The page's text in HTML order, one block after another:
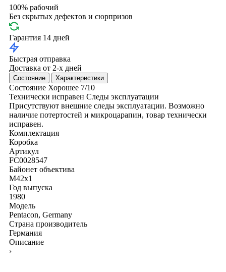
100% рабочий
Без скрытых дефектов и сюрпризов
Гарантия 14 дней
Быстрая отправка
Доставка от 2-х дней
Состояние Характеристики
Состояние Хорошее 7/10
Технически исправен Следы эксплуатации
Присутствуют внешние следы эксплуатации. Возможно
наличие потертостей и микроцарапин, товар технически
исправен.
Комплектация
Коробка
Артикул
FC0028547
Байонет объектива
M42x1
Год выпуска
1980
Модель
Pentacon, Germany
Страна производитель
Германия
Описание
›